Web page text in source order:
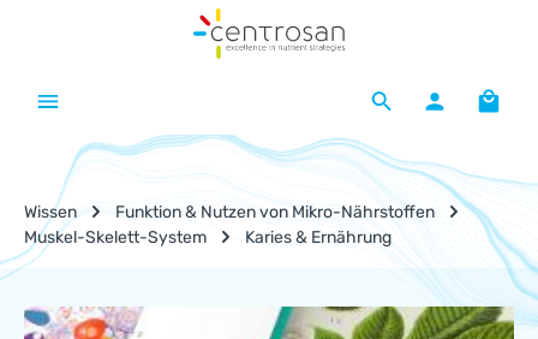
Zum Hauptinhalt springen
Wissen
Funktion & Nutzen von Mikro-Nährstoffen
Muskel-Skelett-System
Karies & Ernährung
Nährstoff-Lexikon